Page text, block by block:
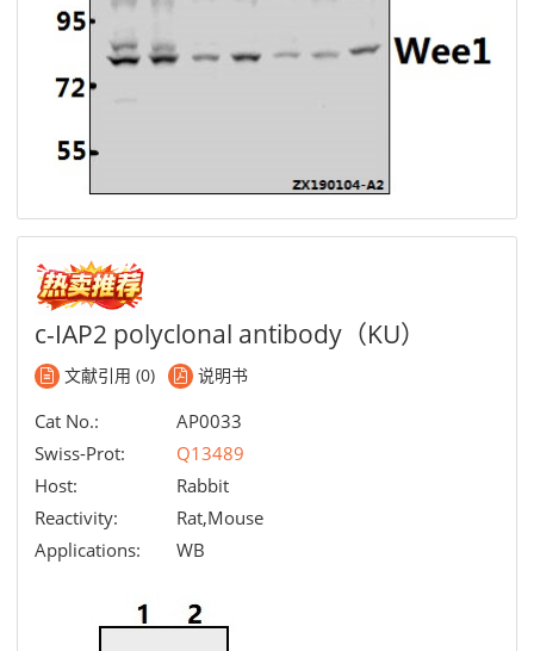
c-IAP2 polyclonal antibody（KU）
文献引用 (0) 说明书
Cat No.:
AP0033
Swiss-Prot:
Q13489
Host:
Rabbit
Reactivity:
Rat,Mouse
Applications:
WB